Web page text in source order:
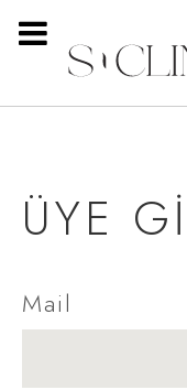
ÜYE
Mail